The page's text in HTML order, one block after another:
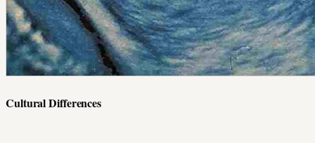
Cultural Differences